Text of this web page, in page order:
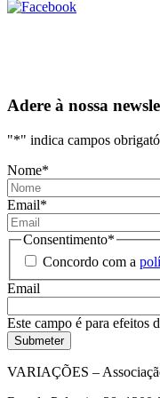
Adere à nossa
"*" indica campos
Nome*
Email*
Consentimento*
Concordo com a
Email
Este campo é para efeitos
VARIAÇÕES –